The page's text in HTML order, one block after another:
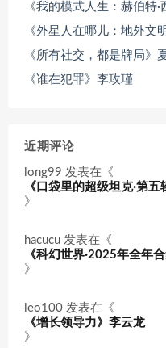
《我的模式人生：赫伯特
《外星人在哪儿：地外文
《所有社交，都是牌局》
《谁在犯罪》李玫瑾
近期评论
long99 发表在《
《口袋里的超级坦克·第
》
hacucu 发表在《
《科幻世界·2025年全年合
》
leo100 发表在《
《增长领导力》李云龙
》